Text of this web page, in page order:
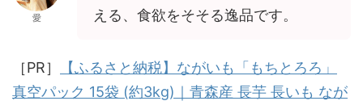
愛
える、食欲をそそる逸品です。
［PR］
【ふるさと納税】ながいも「もちとろろ」
真空パック 15袋 (約3kg)｜青森産 長芋 長いも なが